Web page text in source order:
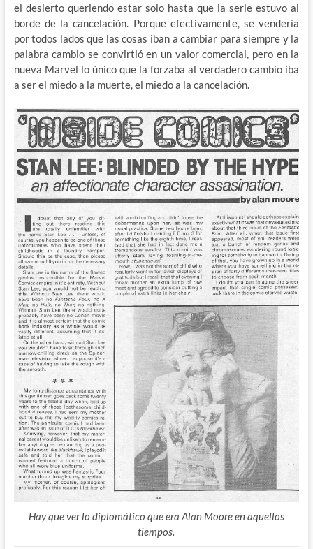
el desierto queriendo estar solo hasta que la serie estuvo al
borde de la cancelación. Porque efectivamente, se vendería
por todos lados que las cosas iban a cambiar para siempre y la
palabra cambio se convirtió en un valor comercial, pero en la
nueva Marvel lo único que la forzaba al verdadero cambio iba
a ser el miedo a la muerte, el miedo a la cancelación.
Hay que ver lo diplomático que era Alan Moore en aquellos
tiempos.